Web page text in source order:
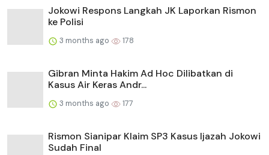
Jokowi Respons Langkah JK Laporkan Rismon
ke Polisi
3 months ago 178
Gibran Minta Hakim Ad Hoc Dilibatkan di
Kasus Air Keras Andr...
3 months ago 177
Rismon Sianipar Klaim SP3 Kasus Ijazah Jokowi
Sudah Final